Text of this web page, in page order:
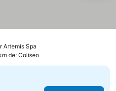
Artemís Spa
de: Coliseo